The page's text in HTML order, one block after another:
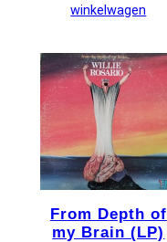
winkelwagen
From Depth of
my Brain (LP)